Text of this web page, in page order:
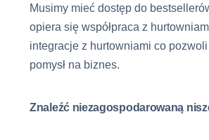
Musimy mieć dostęp do
opiera się współpraca z
integracje z hurtowniami co
pomysł na biznes.
Znaleźć niezagospodarowaną